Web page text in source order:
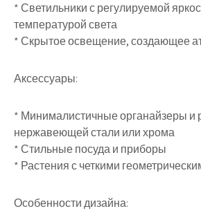
* Светильники с регулируемой
температурой света
* Скрытое освещение, создающее
Аксессуары:
* Минималистичные органайзеры и
нержавеющей стали или хрома
* Стильные посуда и приборы
* Растения с четкими
Особенности дизайна: